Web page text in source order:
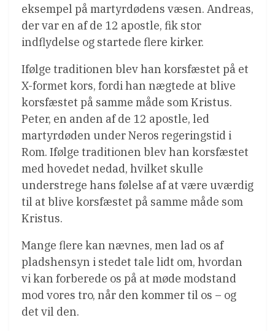
eksempel på martyrdødens væsen. Andreas,
der var en af de 12 apostle, fik stor
indflydelse og startede flere kirker.
Ifølge traditionen blev han korsfæstet på et
X-formet kors, fordi han nægtede at blive
korsfæstet på samme måde som Kristus.
Peter, en anden af de 12 apostle, led
martyrdøden under Neros regeringstid i
Rom. Ifølge traditionen blev han korsfæstet
med hovedet nedad, hvilket skulle
understrege hans følelse af at være uværdig
til at blive korsfæstet på samme måde som
Kristus.
Mange flere kan nævnes, men lad os af
pladshensyn i stedet tale lidt om, hvordan
vi kan forberede os på at møde modstand
mod vores tro, når den kommer til os – og
det vil den.